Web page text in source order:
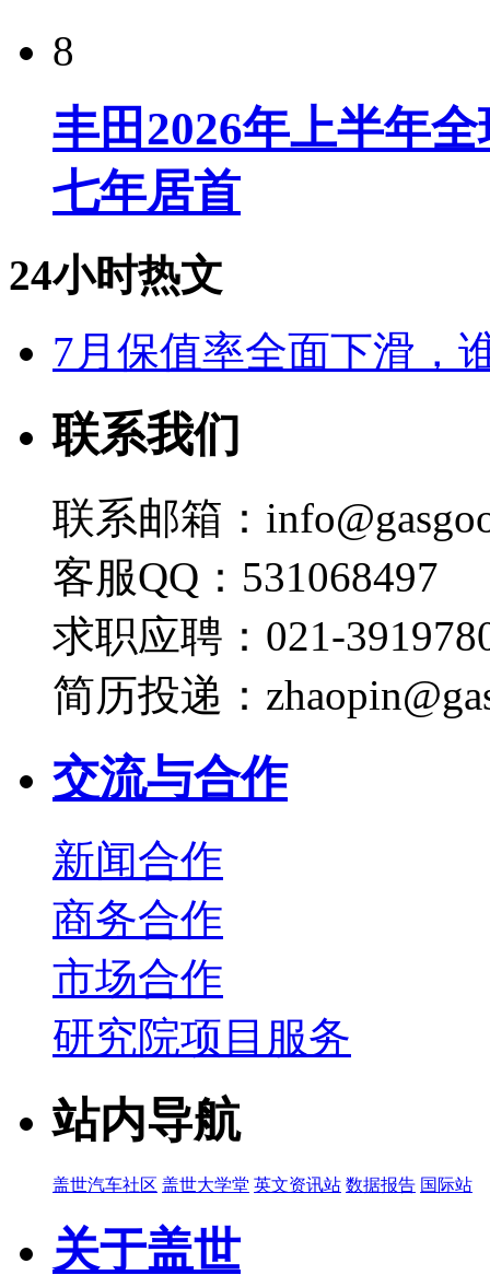
8
丰田2026年上半年
七年居首
24小时热文
7月保值率全面下滑，
联系我们
联系邮箱：
客服QQ：531068497
求职应聘：021-
简历投递：
交流与合作
新闻合作
商务合作
市场合作
研究院项目服务
站内导航
盖世汽车社区 盖世大学堂 英文资讯站 数据报告 国际站
关于盖世